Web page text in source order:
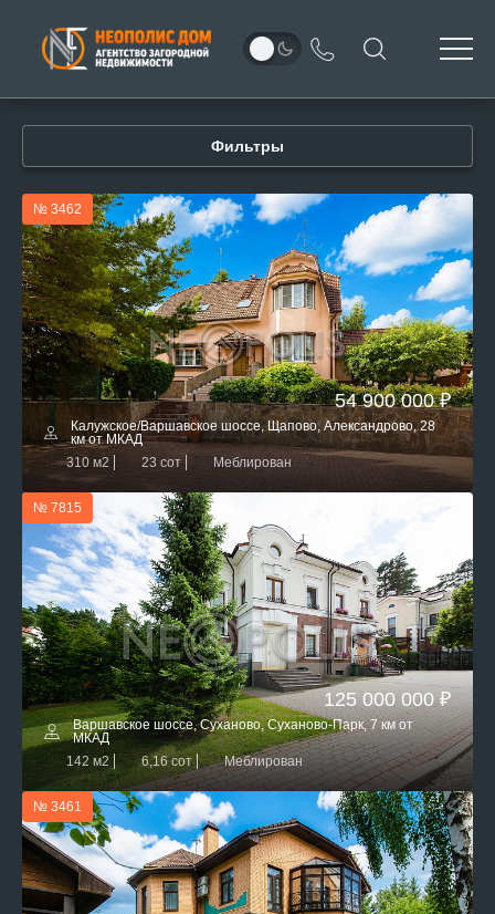
Фильтры
№ 3462
54 900 000 ₽
Калужское/Варшавское шоссе, Щапово, Александрово, 28
км от МКАД
310 м2
23 сот Меблирован
№ 7815
125 000 000 ₽
Варшавское шоссе, Суханово, Суханово-Парк, 7 км от
МКАД
142 м2
6,16 сот Меблирован
№ 3461